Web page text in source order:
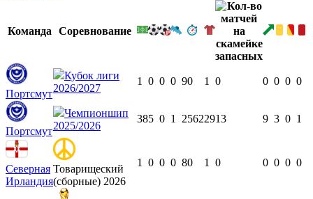
Команда Соревнование
Портсмут
Кубок лиги
2026/2027
1 0 0 0 90 1 0 0 0 0 0
Портсмут
Чемпионшип
2025/2026
385 0 1 25622913 9 3 0 1
Северная
Ирландия
Товарищеский
(сборные) 2026
1 0 0 0 80 1 0 0 0 0 0